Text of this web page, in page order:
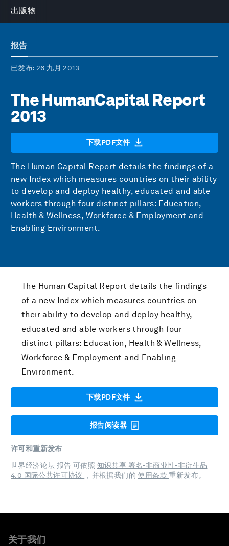
出版物
报告
已发布: 26 九月 2013
The HumanCapital Report
2013
下载PDF文件
The Human Capital Report details the findings of a
new Index which measures countries on their ability
to develop and deploy healthy, educated and able
workers through four distinct pillars: Education,
Health & Wellness, Workforce & Employment and
Enabling Environment.
The Human Capital Report details the findings
of a new Index which measures countries on
their ability to develop and deploy healthy,
educated and able workers through four
distinct pillars: Education, Health & Wellness,
Workforce & Employment and Enabling
Environment.
下载PDF文件
报告阅读器
许可和重新发布
世界经济论坛 报告 可依照 知识共享 署名-非商业性-非衍生品
4.0 国际公共许可协议
，并根据我们的使用条款重新发布。
关于我们